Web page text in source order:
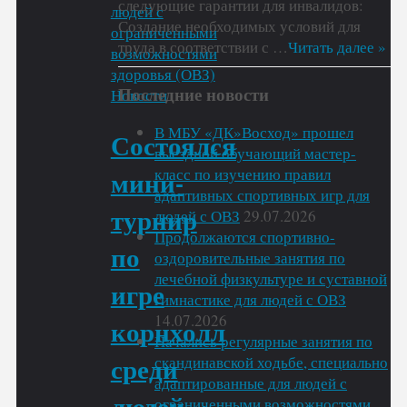
дартсу
среди
людей
с
ограниченными
здоровья
(ОВЗ)"
Новости
Состоялся
мини-
турнир
по
игре
корнхолл
среди
следующие гарантии для инвалидов:
Создание необходимых условий для
труда в соответствии с …Читать далее »
Последние новости
В МБУ «ДК»Восход» прошел
выездной обучающий мастер-
класс по изучению правил
адаптивных спортивных игр для
людей с ОВЗ 29.07.2026
Продолжаются спортивно-
оздоровительные занятия по
лечебной физкультуре и суставной
гимнастике для людей с ОВЗ
14.07.2026
Начались регулярные занятия по
скандинавской ходьбе, специально
адаптированные для людей с